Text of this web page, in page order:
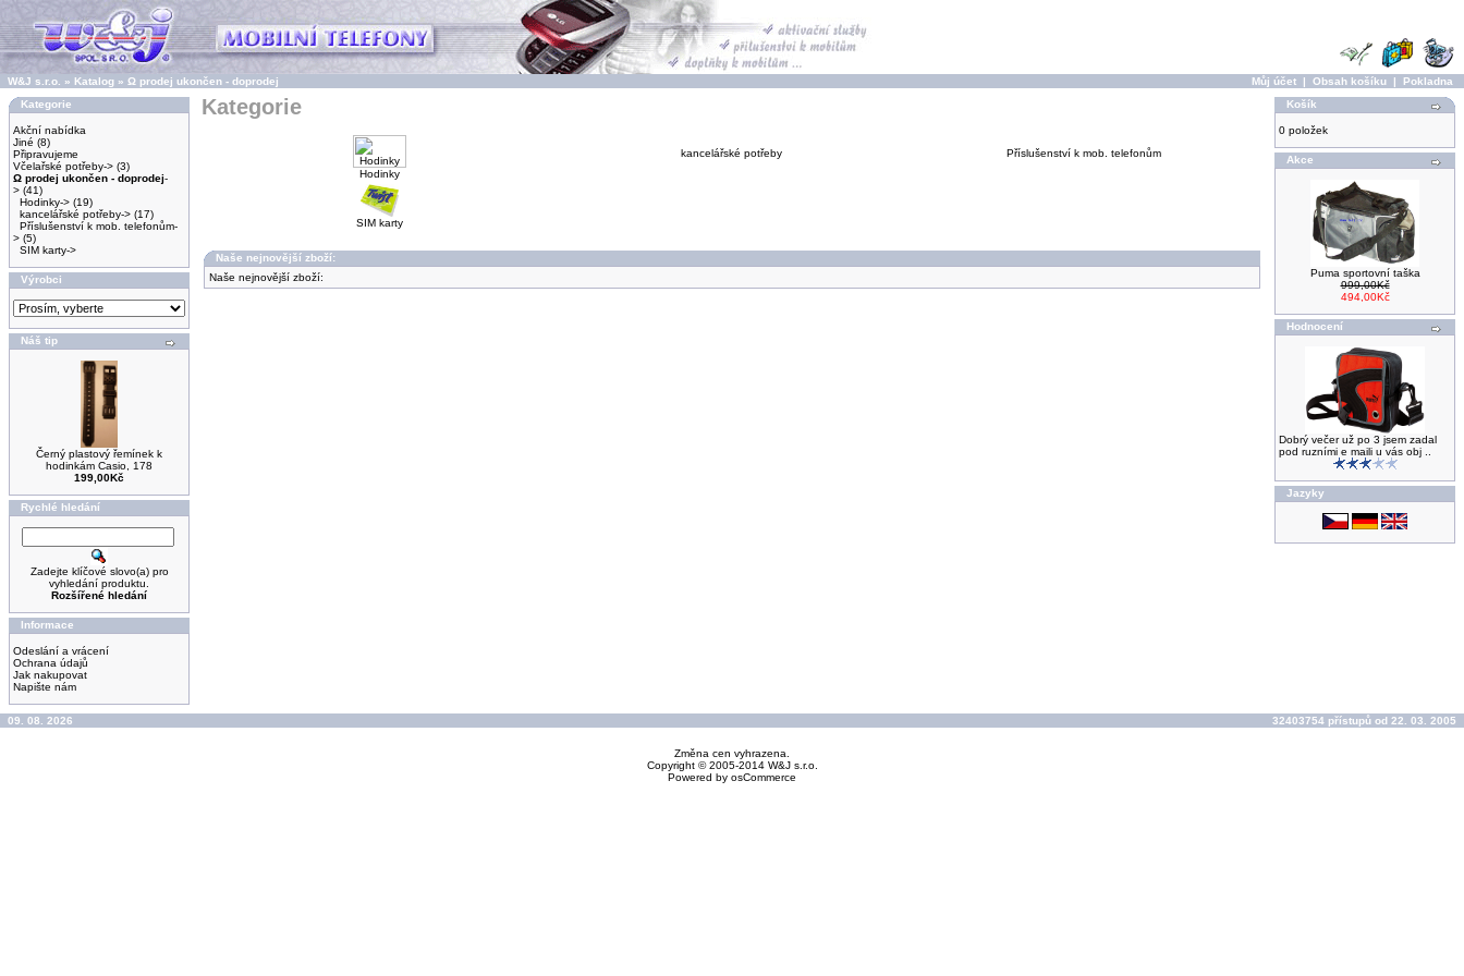
W&J s.r.o. » Katalog » Ω prodej ukončen - doprodej Můj účet | Obsah košíku | Pokladna
Kategorie
Akční nabídka
Jiné (8)
Připravujeme
Včelařské potřeby-> (3)
Ω prodej ukončen - doprodej-
> (41)
Hodinky-> (19)
kancelářské potřeby-> (17)
Příslušenství k mob. telefonům-
> (5)
SIM karty->
Výrobci
Náš tip
Černý plastový řemínek k
hodinkám Casio, 178
199,00Kč
Rychlé hledání
Zadejte klíčové slovo(a) pro
vyhledání produktu.
Rozšířené hledání
Informace
Odeslání a vrácení
Ochrana údajů
Jak nakupovat
Napište nám
Kategorie
Hodinky
kancelářské potřeby Příslušenství k mob. telefonům
SIM karty
Naše nejnovější zboží:
Naše nejnovější zboží:
Košík
0 položek
Akce
Puma sportovní taška
999,00Kč
494,00Kč
Hodnocení
Dobrý večer už po 3 jsem zadal
pod ruzními e maili u vás obj ..
Jazyky
09. 08. 2026 32403754 přístupů od 22. 03. 2005
Změna cen vyhrazena.
Copyright © 2005-2014 W&J s.r.o.
Powered by osCommerce